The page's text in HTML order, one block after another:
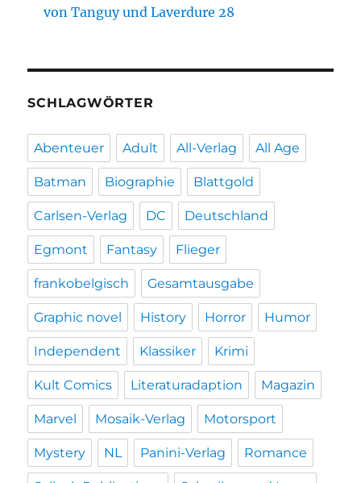
von Tanguy und Laverdure 28
SCHLAGWÖRTER
Abenteuer Adult All-Verlag All Age
Batman Biographie Blattgold
Carlsen-Verlag DC Deutschland
Egmont Fantasy Flieger
frankobelgisch Gesamtausgabe
Graphic novel History Horror Humor
Independent Klassiker Krimi
Kult Comics Literaturadaption Magazin
Marvel Mosaik-Verlag Motorsport
Mystery NL Panini-Verlag Romance